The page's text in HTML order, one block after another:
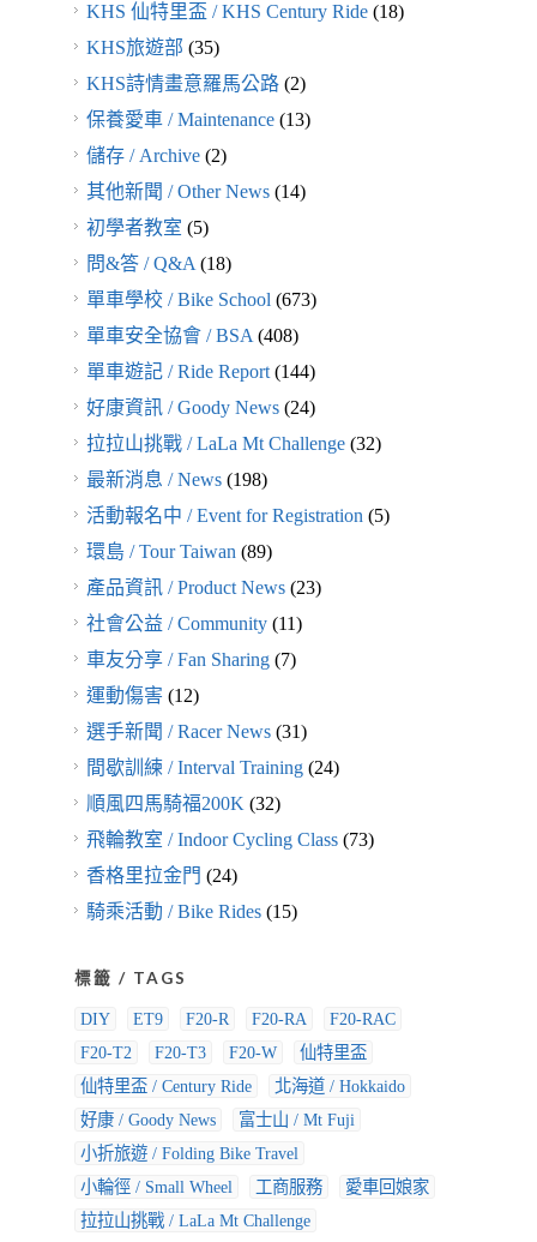
KHS 仙特里盃 / KHS Century Ride(18)
KHS旅遊部 (35)
KHS詩情畫意羅馬公路(2)
保養愛車 / Maintenance(13)
儲存 / Archive(2)
其他新聞 / Other News(14)
初學者教室 (5)
問&答 / Q&A(18)
單車學校 / Bike School(673)
單車安全協會 / BSA(408)
單車遊記 / Ride Report(144)
好康資訊 / Goody News(24)
拉拉山挑戰 / LaLa Mt Challenge(32)
最新消息 / News(198)
活動報名中 / Event for Registration(5)
環島 / Tour Taiwan(89)
產品資訊 / Product News(23)
社會公益 / Community(11)
車友分享 / Fan Sharing(7)
運動傷害(12)
選手新聞 / Racer News(31)
間歇訓練 / Interval Training(24)
順風四馬騎福200K(32)
飛輪教室 / Indoor Cycling Class(73)
香格里拉金門 (24)
騎乘活動 / Bike Rides(15)
標籤 / TAGS
DIY ET9 F20-R F20-RA
F20-RAC
F20-T2
F20-T3 F20-W
仙特里盃
仙特里盃 / Century Ride
北海道 / Hokkaido
好康 / Goody News
富士山 / Mt Fuji
小折旅遊 / Folding Bike Travel
小輪徑 / Small Wheel
工商服務
愛車回娘家
拉拉山挑戰 / LaLa Mt Challenge